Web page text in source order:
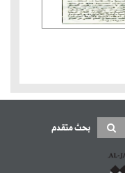
بحث متقدم